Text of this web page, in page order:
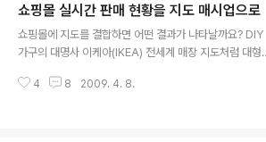
의 1미터급 위성영상과(KML), 미국 지질측량국에서 제공
한 지진 모니터링 KML을 함께 띄워본 모습입니다. 며칠 전
부터 규모 6급의 지진이 여기 저기서 계속되고 있음을 볼
해 본 모습입니다. 연한색이 원래 영상(2006년 9월)이고,
쇼핑몰 실시간 판매 현황을 지도 매시업으로
쇼핑몰에 지도를 결합하면 어떤 결과가 나타날까요? DIY
가구의 대명사 이케아(IKEA) 전세계 매장 지도처럼 대형
적으로 떠오를 겁니다. 스타벅스나 영화관 같은 경우라면
4 8 2009. 4. 8.